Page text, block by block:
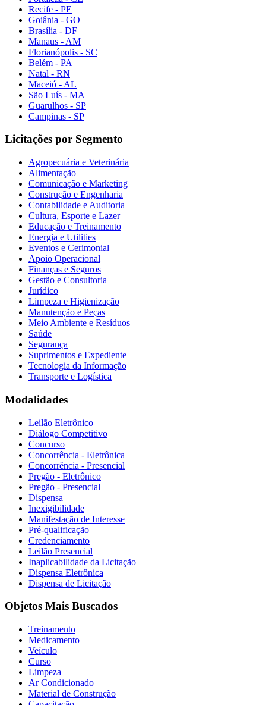
Recife - PE
Goiânia - GO
Brasília - DF
Manaus - AM
Florianópolis - SC
Belém - PA
Natal - RN
Maceió - AL
São Luís - MA
Guarulhos - SP
Campinas - SP
Licitações por Segmento
Agropecuária e Veterinária
Alimentação
Comunicação e Marketing
Construção e Engenharia
Contabilidade e Auditoria
Cultura, Esporte e Lazer
Educação e Treinamento
Energia e Utilities
Eventos e Cerimonial
Apoio Operacional
Finanças e Seguros
Gestão e Consultoria
Jurídico
Limpeza e Higienização
Manutenção e Peças
Meio Ambiente e Resíduos
Saúde
Segurança
Suprimentos e Expediente
Tecnologia da Informação
Transporte e Logística
Modalidades
Leilão Eletrônico
Diálogo Competitivo
Concurso
Concorrência - Eletrônica
Concorrência - Presencial
Pregão - Eletrônico
Pregão - Presencial
Dispensa
Inexigibilidade
Manifestação de Interesse
Pré-qualificação
Credenciamento
Leilão Presencial
Inaplicabilidade da Licitação
Dispensa Eletrônica
Dispensa de Licitação
Objetos Mais Buscados
Treinamento
Medicamento
Veículo
Curso
Limpeza
Ar Condicionado
Material de Construção